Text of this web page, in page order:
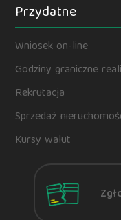
Przydatne
Wniosek on-line
Godziny graniczne
Rekrutacja
Sprzedaż
Kursy walut